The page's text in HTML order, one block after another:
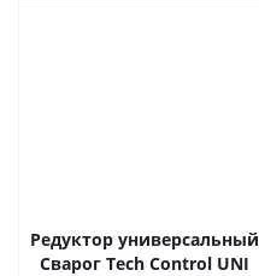
Редуктор универсальный
Сварог Tech Control UNI